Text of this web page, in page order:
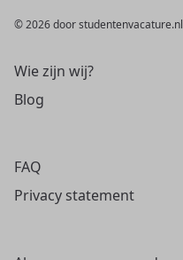
© 2026 door studentenvacature.nl
Wie zijn wij?
Blog
FAQ
Privacy statement